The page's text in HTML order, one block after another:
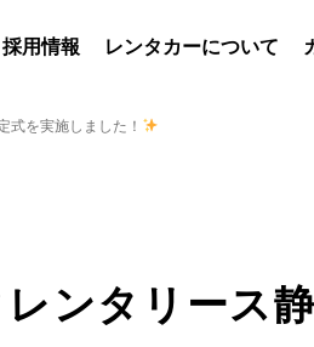
採用情報 レンタカーについて
式を実施しました！
ンタリース